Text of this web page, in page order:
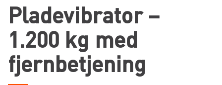
Pladevibrator –
1.200 kg med
fjernbetjening